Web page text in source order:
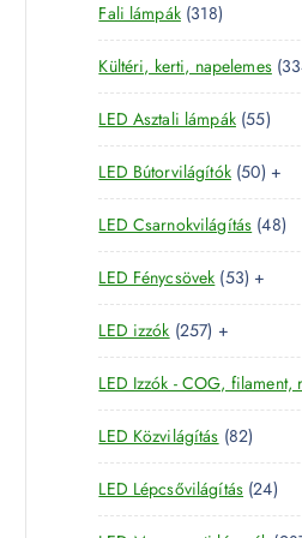
é
k
m
é
k
e
r
m
é
k
Fali lámpák 3183
1
8
t
e
r
m
é
k
Kültéri, kerti, napelemes
LED Asztali lámpák 555
5
t
e
r
m
k
LED Bútorvilágítók 505
0
t
e
r
m
k
+
LED Csarnokvilágítás 484
8
e
m
é
k
LED Fénycsövek 535
3
e
r
m
é
k
+
LED izzók 2572
5
7
t
e
r
m
é
+
LED Izzók - COG, filament,
LED Közvilágítás 828
2
t
e
LED Lépcsővilágítás 242
4